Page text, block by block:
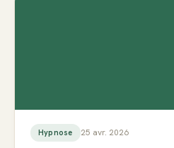
Hypnose 25 avr. 2026